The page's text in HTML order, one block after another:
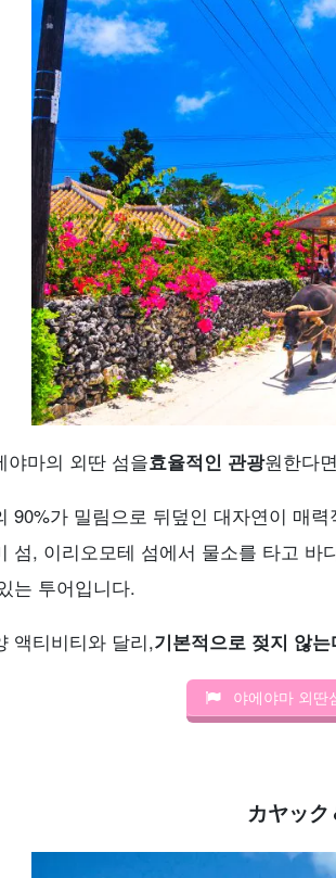
야마의 외딴 섬을효율적인 관광원한다
90%가 밀림으로 뒤덮인 대자연이 매
섬, 이리오모테 섬에서 물소를 타고 바
는 투어입니다.
액티비티와 달리,기본적으로 젖지 않는
야에야마 외딴
カヤッ